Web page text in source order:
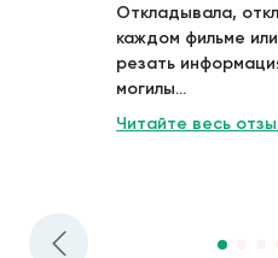
Откладывала,
каждом фильме
резать
могилы...
Читайте весь